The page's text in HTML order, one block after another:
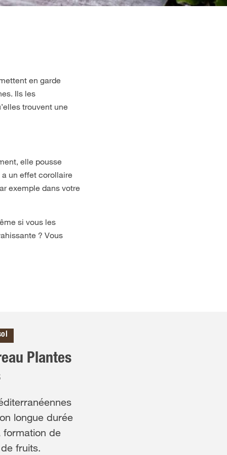
en garde
Ils les
trouvent une
elle pousse
un effet corollaire
exemple dans votre
si vous les
? Vous
Plantes
longue durée
formation de
fruits.